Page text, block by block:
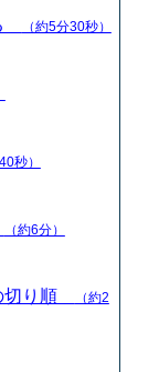
（約5分30秒）
秒）
（約6分）
切り順
（約2